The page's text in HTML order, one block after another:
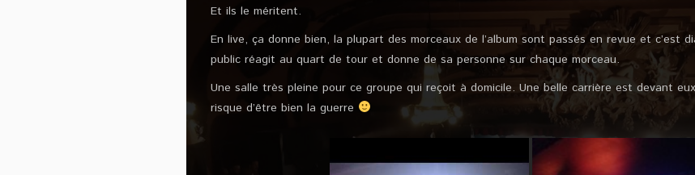
Et ils le méritent.
En live, ça donne bien, la plupart des morceaux de l’album sont passés en revue et c’est
public réagit au quart de tour et donne de sa personne sur chaque morceau.
Une salle très pleine pour ce groupe qui reçoit à domicile. Une belle carrière est devant
risque d’être bien la guerre